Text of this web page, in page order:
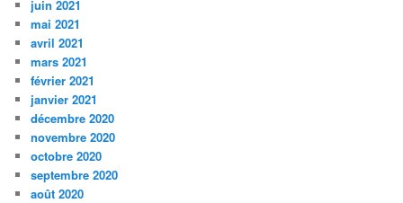
juin 2021
mai 2021
avril 2021
mars 2021
février 2021
janvier 2021
décembre 2020
novembre 2020
octobre 2020
septembre 2020
août 2020